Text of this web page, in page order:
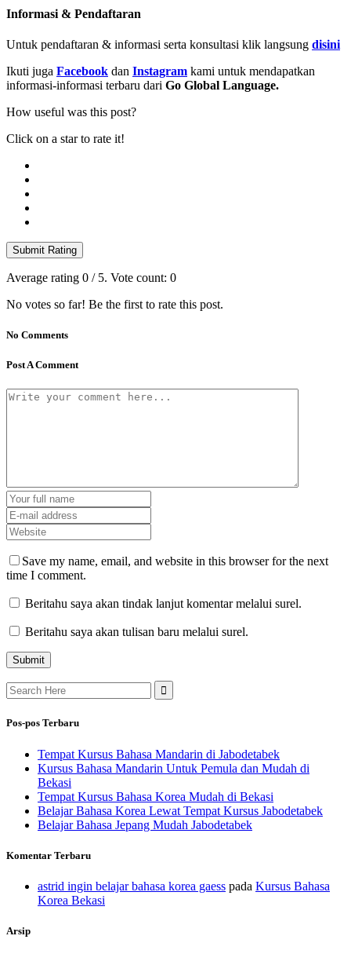
Informasi & Pendaftaran
Untuk pendaftaran & informasi serta konsultasi klik langsung disini
Ikuti juga Facebook dan Instagram kami untuk mendapatkan
informasi-informasi terbaru dari Go Global Language.
How useful was this post?
Click on a star to rate it!
Submit Rating
Average rating 0 / 5. Vote count: 0
No votes so far! Be the first to rate this post.
No Comments
Post A Comment
Save my name, email, and website in this browser for the next
time I comment.
Beritahu saya akan tindak lanjut komentar melalui surel.
Beritahu saya akan tulisan baru melalui surel.
Search
for:
Pos-pos Terbaru
Tempat Kursus Bahasa Mandarin di Jabodetabek
Kursus Bahasa Mandarin Untuk Pemula dan Mudah di
Bekasi
Tempat Kursus Bahasa Korea Mudah di Bekasi
Belajar Bahasa Korea Lewat Tempat Kursus Jabodetabek
Belajar Bahasa Jepang Mudah Jabodetabek
Komentar Terbaru
astrid ingin belajar bahasa korea gaess pada Kursus Bahasa
Korea Bekasi
Arsip